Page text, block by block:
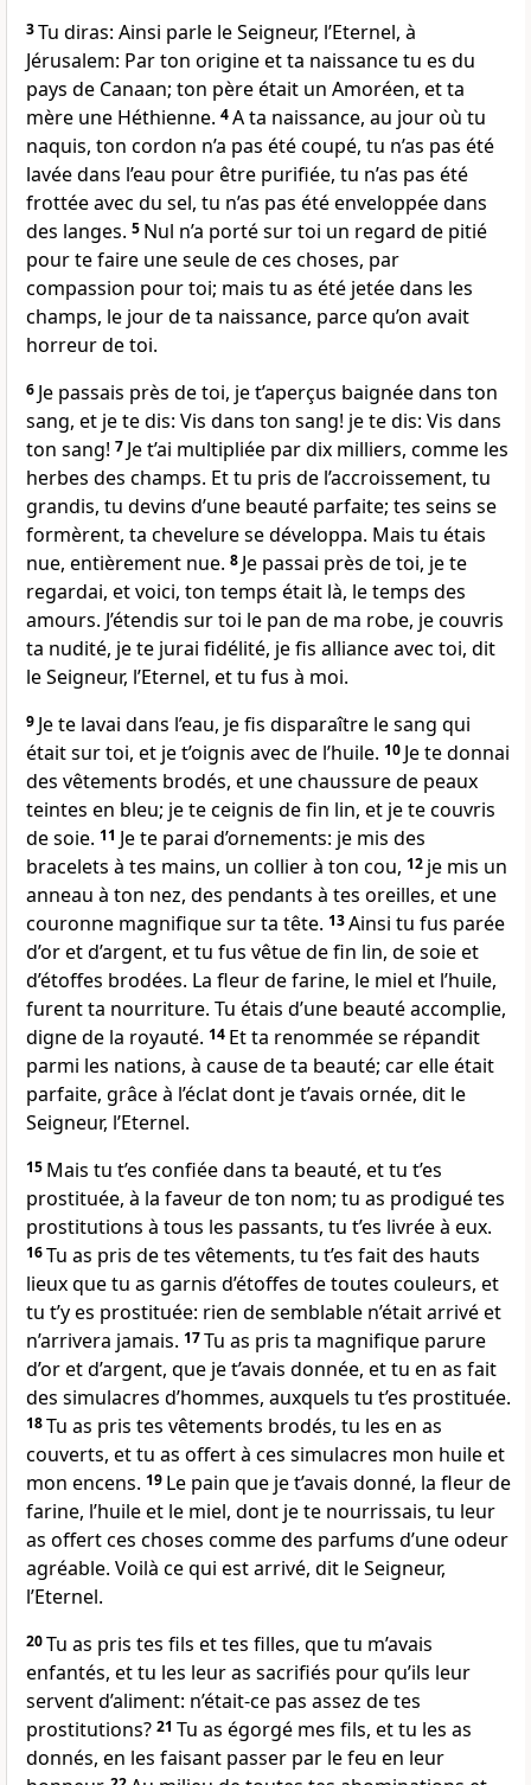
3Tu diras: Ainsi parle le Seigneur, l’Eternel, à
Jérusalem: Par ton origine et ta naissance tu es du
pays de Canaan; ton père était un Amoréen, et ta
mère une Héthienne. 4A ta naissance, au jour où tu
naquis, ton cordon n’a pas été coupé, tu n’as pas été
lavée dans l’eau pour être purifiée, tu n’as pas été
frottée avec du sel, tu n’as pas été enveloppée dans
des langes. 5 Nul n’a porté sur toi un regard de pitié
pour te faire une seule de ces choses, par
compassion pour toi; mais tu as été jetée dans les
champs, le jour de ta naissance, parce qu’on avait
horreur de toi.
6 Je passais près de toi, je t’aperçus baignée dans ton
sang, et je te dis: Vis dans ton sang! je te dis: Vis dans
ton sang! 7 Je t’ai multipliée par dix milliers, comme les
herbes des champs. Et tu pris de l’accroissement, tu
grandis, tu devins d’une beauté parfaite; tes seins se
formèrent, ta chevelure se développa. Mais tu étais
nue, entièrement nue. 8 Je passai près de toi, je te
regardai, et voici, ton temps était là, le temps des
amours. J’étendis sur toi le pan de ma robe, je couvris
ta nudité, je te jurai fidélité, je fis alliance avec toi, dit
le Seigneur, l’Eternel, et tu fus à moi.
9 Je te lavai dans l’eau, je fis disparaître le sang qui
était sur toi, et je t’oignis avec de l’huile. 10 Je te donnai
des vêtements brodés, et une chaussure de peaux
teintes en bleu; je te ceignis de fin lin, et je te couvris
de soie. 11 Je te parai d’ornements: je mis des
bracelets à tes mains, un collier à ton cou, 12 je mis un
anneau à ton nez, des pendants à tes oreilles, et une
couronne magnifique sur ta tête. 13Ainsi tu fus parée
d’or et d’argent, et tu fus vêtue de fin lin, de soie et
d’étoffes brodées. La fleur de farine, le miel et l’huile,
furent ta nourriture. Tu étais d’une beauté accomplie,
digne de la royauté. 14 Et ta renommée se répandit
parmi les nations, à cause de ta beauté; car elle était
parfaite, grâce à l’éclat dont je t’avais ornée, dit le
Seigneur, l’Eternel.
15 Mais tu t’es confiée dans ta beauté, et tu t’es
prostituée, à la faveur de ton nom; tu as prodigué tes
prostitutions à tous les passants, tu t’es livrée à eux.
16Tu as pris de tes vêtements, tu t’es fait des hauts
lieux que tu as garnis d’étoffes de toutes couleurs, et
tu t’y es prostituée: rien de semblable n’était arrivé et
n’arrivera jamais. 17Tu as pris ta magnifique parure
d’or et d’argent, que je t’avais donnée, et tu en as fait
des simulacres d’hommes, auxquels tu t’es prostituée.
18Tu as pris tes vêtements brodés, tu les en as
couverts, et tu as offert à ces simulacres mon huile et
mon encens. 19 Le pain que je t’avais donné, la fleur de
farine, l’huile et le miel, dont je te nourrissais, tu leur
as offert ces choses comme des parfums d’une odeur
agréable. Voilà ce qui est arrivé, dit le Seigneur,
l’Eternel.
20Tu as pris tes fils et tes filles, que tu m’avais
enfantés, et tu les leur as sacrifiés pour qu’ils leur
servent d’aliment: n’était-ce pas assez de tes
prostitutions? 21 Tu as égorgé mes fils, et tu les as
donnés, en les faisant passer par le feu en leur